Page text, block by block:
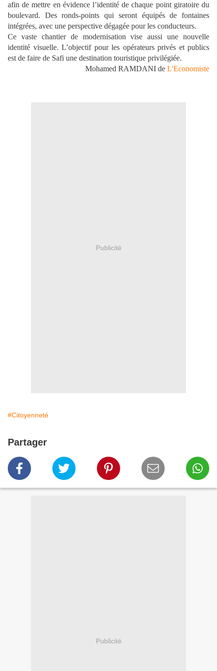
afin de mettre en évidence l’identité de chaque point giratoire du
boulevard. Des ronds-points qui seront équipés de fontaines
intégrées, avec une perspective dégagée pour les conducteurs.
Ce vaste chantier de modernisation vise aussi une nouvelle
identité visuelle. L’objectif pour les opérateurs privés et publics
est de faire de Safi une destination touristique privilégiée.
Mohamed RAMDANI de L'Economiste
Publicité
#Citoyenneté
Partager
Publicité